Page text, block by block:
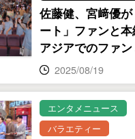
佐藤健、宮﨑優
ート」ファンと本
アジアでのファ
2025/08/19
エンタメニュース
バラエティー